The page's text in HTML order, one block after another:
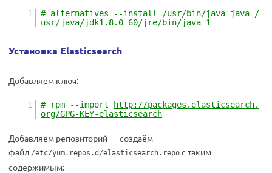
1
# alternatives --install /usr/bin/java java /
usr/java/jdk1.8.0_60/jre/bin/java 1
Установка Elasticsearch
Добавляем ключ:
1 # rpm --import
http://packages.elasticsearch.
org/GPG-KEY-elasticsearch
Добавляем репозиторий — создаём
файл /etc/yum.repos.d/elasticsearch.repo с таким
содержимым: